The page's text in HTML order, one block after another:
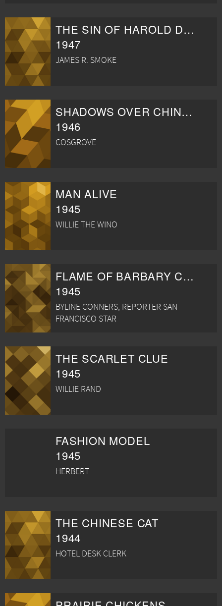
THE SIN OF HAROLD DIDDLEBOCK
1947
JAMES R. SMOKE
SHADOWS OVER CHINATOWN
1946
COSGROVE
MAN ALIVE
1945
WILLIE THE WINO
FLAME OF BARBARY COAST
1945
BYLINE CONNERS, REPORTER SAN
FRANCISCO STAR
THE SCARLET CLUE
1945
WILLIE RAND
FASHION MODEL
1945
HERBERT
THE CHINESE CAT
1944
HOTEL DESK CLERK